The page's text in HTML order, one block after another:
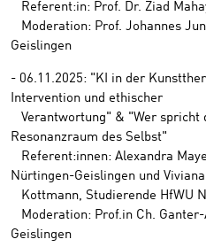
Referent:in: Prof. Dr. Ziad
Moderation: Prof. Johannes
Geislingen
- 06.11.2025: "KI in der
Intervention und ethischer
Verantwortung" & "Wer spricht
Resonanzraum des Selbst"
Referent:innen: Alexandra
Nürtingen-Geislingen und Viviana
Kottmann, Studierende HfWU
Moderation: Prof.in Ch.
Geislingen